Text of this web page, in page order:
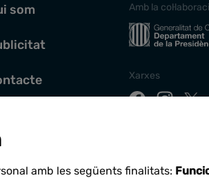
som Amb la
Xarxes
amb les següents finalitats: